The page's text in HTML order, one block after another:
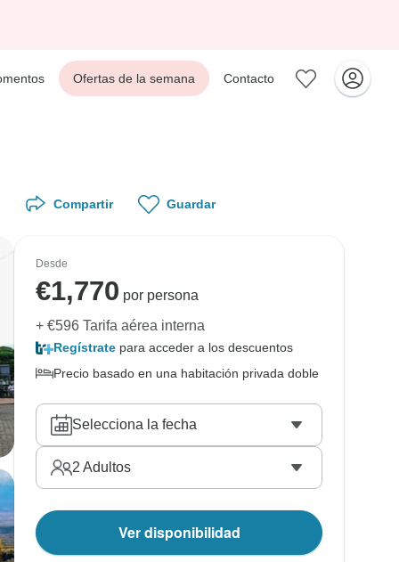
Ofertas de la semana Contacto
Compartir Guardar
Desde
€1,770 por persona
+ €596 Tarifa aérea interna
Regístrate para acceder a los descuentos
Precio basado en una habitación privada doble
Selecciona la fecha
2 Adultos
Ver disponibilidad